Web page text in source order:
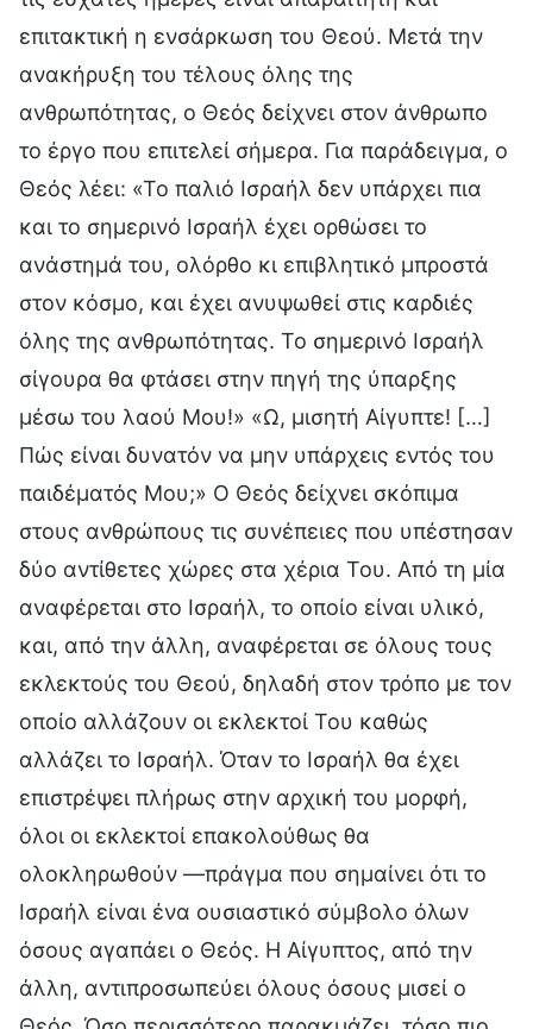
επιτακτική η ενσάρκωση του Θεού. Μετά την
ανακήρυξη του τέλους όλης της
ανθρωπότητας, ο Θεός δείχνει στον άνθρωπο
το έργο που επιτελεί σήμερα. Για παράδειγμα, ο
Θεός λέει: «Το παλιό Ισραήλ δεν υπάρχει πια
και το σημερινό Ισραήλ έχει ορθώσει το
ανάστημά του, ολόρθο κι επιβλητικό μπροστά
στον κόσμο, και έχει ανυψωθεί στις καρδιές
όλης της ανθρωπότητας. Το σημερινό Ισραήλ
σίγουρα θα φτάσει στην πηγή της ύπαρξης
μέσω του λαού Μου!» «Ω, μισητή Αίγυπτε! […]
Πώς είναι δυνατόν να μην υπάρχεις εντός του
παιδέματός Μου;» Ο Θεός δείχνει σκόπιμα
στους ανθρώπους τις συνέπειες που υπέστησαν
δύο αντίθετες χώρες στα χέρια Του. Από τη μία
αναφέρεται στο Ισραήλ, το οποίο είναι υλικό,
και, από την άλλη, αναφέρεται σε όλους τους
εκλεκτούς του Θεού, δηλαδή στον τρόπο με τον
οποίο αλλάζουν οι εκλεκτοί Του καθώς
αλλάζει το Ισραήλ. Όταν το Ισραήλ θα έχει
επιστρέψει πλήρως στην αρχική του μορφή,
όλοι οι εκλεκτοί επακολούθως θα
ολοκληρωθούν —πράγμα που σημαίνει ότι το
Ισραήλ είναι ένα ουσιαστικό σύμβολο όλων
όσους αγαπάει ο Θεός. Η Αίγυπτος, από την
άλλη, αντιπροσωπεύει όλους όσους μισεί ο